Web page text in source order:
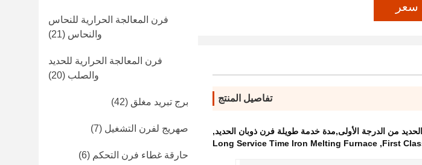
تفاصيل المنتج
من الدرجة الأولى,مدة خدمة طويلة فرن ذوبان الحديد,
First
,
Long Service Time Iron Melting Furnace
فرن المعالجة الحرارية للنحاس
والنحاس (21)
فرن المعالجة الحرارية للحديد
والصلب (20)
برج تبريد مغلق (42)
صهريج لفرن التشغيل (7)
حارقة غطاء فرن التحكم (6)